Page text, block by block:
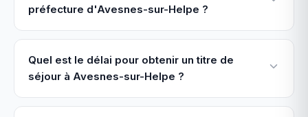
préfecture d'Avesnes-sur-Helpe ?
Quel est le délai pour obtenir un titre de
séjour à Avesnes-sur-Helpe ?